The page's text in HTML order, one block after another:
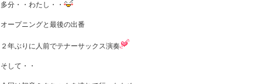
多分・・わたし・・
オープニングと最後の出番
２年ぶりに人前でテナーサックス演奏
そして・・